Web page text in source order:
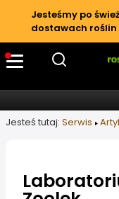
Jesteśmy po
dostawach roślin
Jesteś tutaj: Serwis